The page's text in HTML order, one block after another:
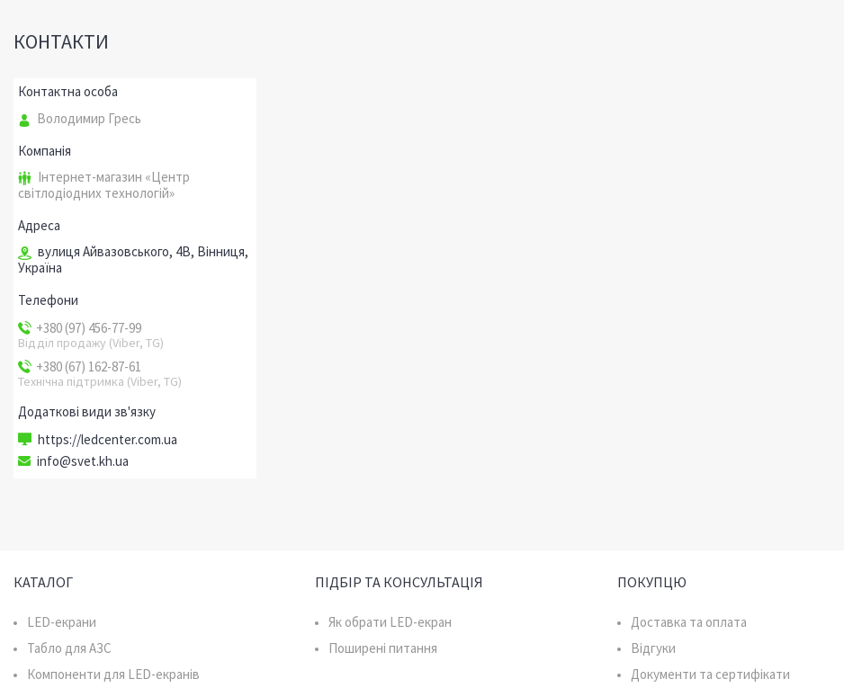
КОНТАКТИ
Володимир Гресь
Інтернет-магазин «Центр
світлодіодних технологій»
вулиця Айвазовського, 4В, Вінниця,
Україна
+380 (97) 456-77-99
Відділ продажу (Viber, TG)
+380 (67) 162-87-61
Технічна підтримка (Viber, TG)
https://ledcenter.com.ua
info@svet.kh.ua
КАТАЛОГ
LED-екрани
Табло для АЗС
Компоненти для LED-екранів
ПІДБІР ТА КОНСУЛЬТАЦІЯ
Як обрати LED-екран
Поширені питання
ПОКУПЦЮ
Доставка та оплата
Відгуки
Документи та сертифікати